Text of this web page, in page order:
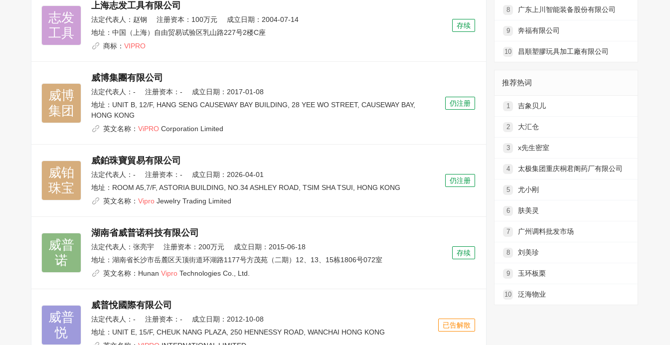
志发
工具
上海志发工具有限公司
法定代表人： 赵钢 注册资本：100万元
成立日期：2004-07-14
地址： 中国（上海）自由贸易试验区乳山路227号2楼C座
商标： VIPRO
存续
威博
集团
威博集團有限公司
法定代表人： - 注册资本：-
成立日期：2017-01-08
地址： UNIT B, 12/F, HANG SENG CAUSEWAY BAY BUILDING, 28 YEE WO STREET, CAUSEWAY BAY,
HONG KONG
英文名称： ViPRO Corporation Limited
仍注册
威铂
珠宝
威鉑珠寶貿易有限公司
法定代表人： - 注册资本：-
成立日期：2026-04-01
地址： ROOM A5,7/F, ASTORIA BUILDING, NO.34 ASHLEY ROAD, TSIM SHA TSUI, HONG KONG
英文名称： Vipro Jewelry Trading Limited
仍注册
威普
诺
湖南省威普诺科技有限公司
法定代表人： 张亮宇 注册资本：200万元
成立日期：2015-06-18
地址： 湖南省长沙市岳麓区天顶街道环湖路1177号方茂苑（二期）12、13、15栋1806号072室
英文名称： Hunan Vipro Technologies Co., Ltd.
存续
威普
悦
威普悅國際有限公司
法定代表人： - 注册资本：-
成立日期：2012-10-08
地址： UNIT E, 15/F, CHEUK NANG PLAZA, 250 HENNESSY ROAD, WANCHAI HONG KONG
已告解散
8 广东上川智能装备股份有限公司
9 奔福有限公司
10 昌順塑膠玩具加工廠有限公司
推荐热词
1 吉象贝儿
2 大汇仓
3 x先生密室
4 太极集团重庆桐君阁药厂有限公司
5 尤小刚
6 肤美灵
7 广州调料批发市场
8 刘美珍
9 玉环板栗
10 泛海物业